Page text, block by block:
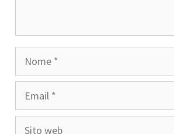
Nome
Email
Sito